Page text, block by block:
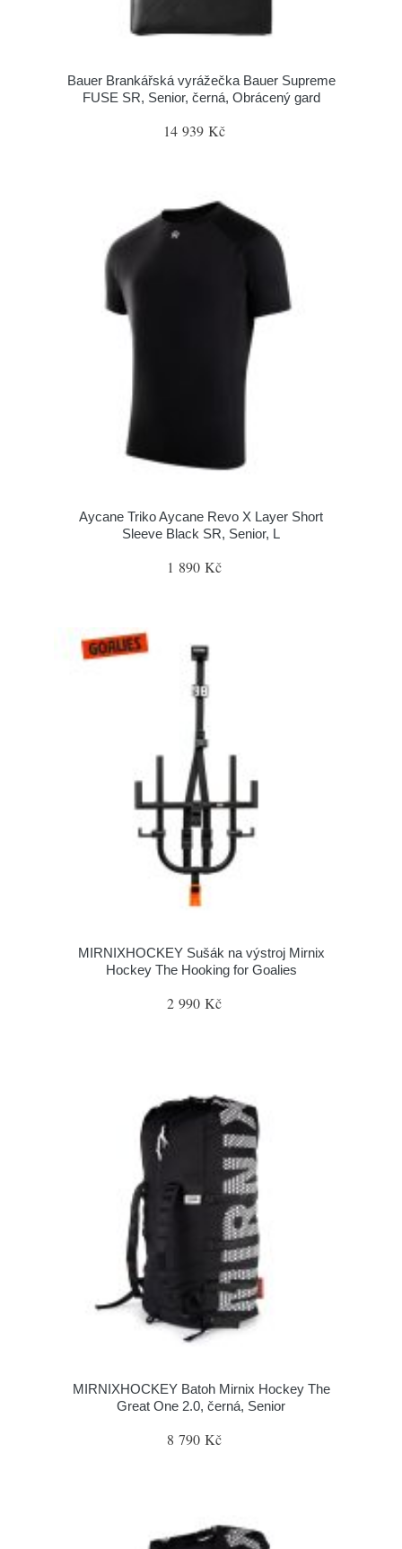
Bauer Brankářská vyrážečka Bauer Supreme
FUSE SR, Senior, černá, Obrácený gard
14 939 Kč
Aycane Triko Aycane Revo X Layer Short
Sleeve Black SR, Senior, L
1 890 Kč
MIRNIXHOCKEY Sušák na výstroj Mirnix
Hockey The Hooking for Goalies
2 990 Kč
MIRNIXHOCKEY Batoh Mirnix Hockey The
Great One 2.0, černá, Senior
8 790 Kč